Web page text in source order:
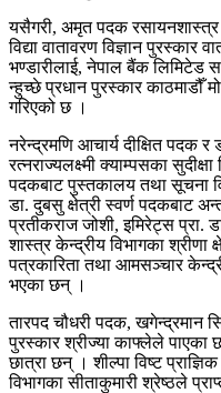
यसैगरी, अमृत पदक रसायनशास्त्र
विद्या वातावरण विज्ञान पुरस्कार
भण्डारीलाई, नेपाल बैंक लिमिटेड
न्हुच्छे प्रधान पुरस्कार काठमाडौँ
गरिएको छ ।
नरेन्द्रमणि आचार्य दीक्षित पदक
रत्नराज्यलक्ष्मी क्याम्पसका
पदकबाट पुस्तकालय तथा सूचना
डा. दुबसु क्षेत्री स्वर्ण पदकबाट
प्रतीकराज जोशी, इमिरेट्स प्रा.
शास्त्र केन्द्रीय विभागका श्रीणा
पत्रकारिता तथा आमसञ्चार
भएका छन् ।
तारपद चौधरी पदक, खगेन्द्रमान
पुरस्कार श्रीज्या काफ्लेले पाएका
छात्रा छन् । शील्पा विष्ट
विभागका सीताकुमारी श्रेष्ठले